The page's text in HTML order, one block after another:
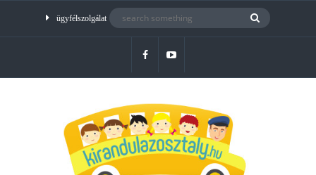
ügyfélszolgálat